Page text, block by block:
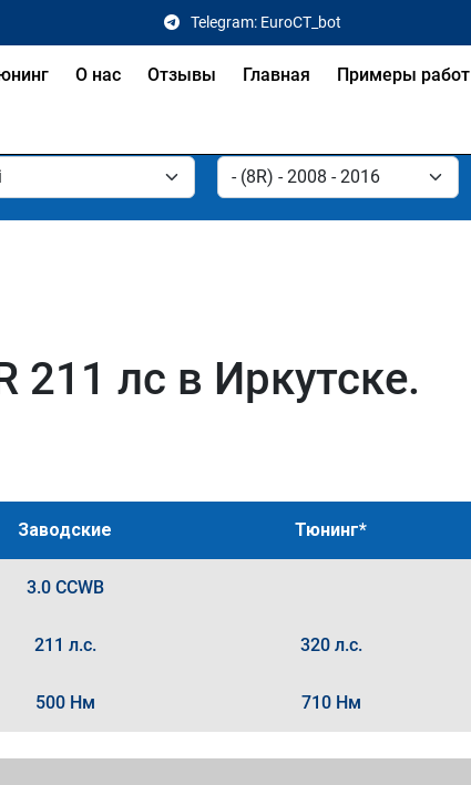
Telegram: EuroCT_bot
О нас Отзывы Главная Примеры работ
211 лс в Иркутске.
Заводские Тюнинг*
3.0 CCWB
211 л.с. 320 л.с.
500 Нм 710 Нм